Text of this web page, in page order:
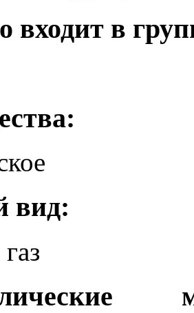
входит в
вид: